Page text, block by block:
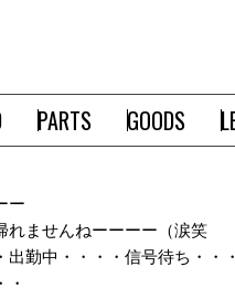
PARTS GOODS
ー
れませんねーーーー（涙笑
勤中・・・・信号待ち・・